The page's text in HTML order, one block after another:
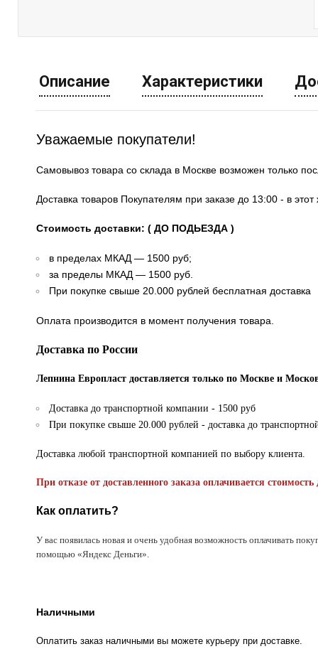
Описание Характеристики
Уважаемые покупатели!
Самовывоз товара со склада в Москве возможен только
Доставка товаров Покупателям при заказе до 13:00 - в
Стоимость доставки: ( ДО ПОДЬЕЗДА )
в пределах МКАД — 1500 руб;
за пределы МКАД — 1500 руб.
При покупке свыше 20.000 рублей бесплатная доставка
Оплата производится в момент получения товара.
Доставка по России
Лепнина Европласт доставляется только по Москве и
Доставка до транспортной компании - 1500 руб
При покупке свыше 20.000 рублей - доставка до
Доставка любой транспортной компанией по выбору клиента.
При отказе от доставленного заказа оплачивается стоимость
Как оплатить?
У вас появилась новая и очень удобная возможность оплачивать
помощью «Яндекс Деньги».
Наличными
Оплатить заказ наличными вы можете курьеру при доставке.